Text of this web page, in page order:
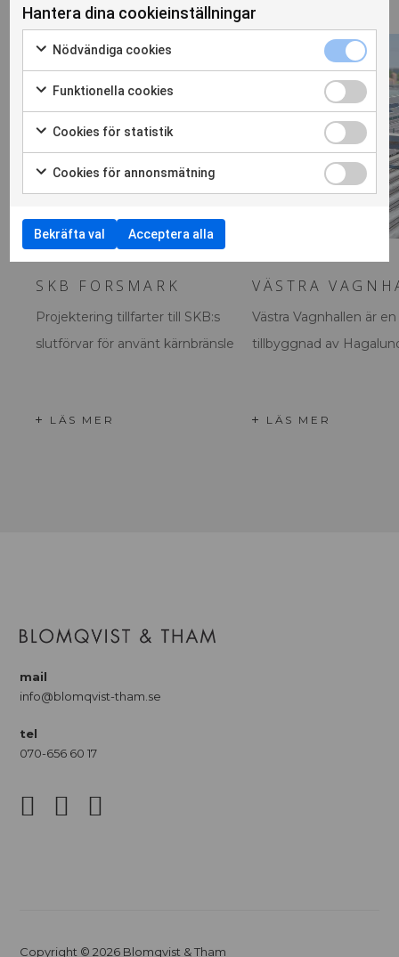
SKB FORSMARK
Projektering tillfarter till SKB:s
slutförvar för använt kärnbränsle
LÄS MER
VÄSTRA
Västra Vagnhallen är en
tillbyggnad av
LÄS MER
mail
info@blomqvist-tham.se
tel
070-656 60 17
Copyright © 2026 Blomqvist & Tham
Hantera dina cookieinställningar
Nödvändiga cookies
Funktionella cookies
Cookies för statistik
Cookies för annonsmätning
Bekräfta val Acceptera alla